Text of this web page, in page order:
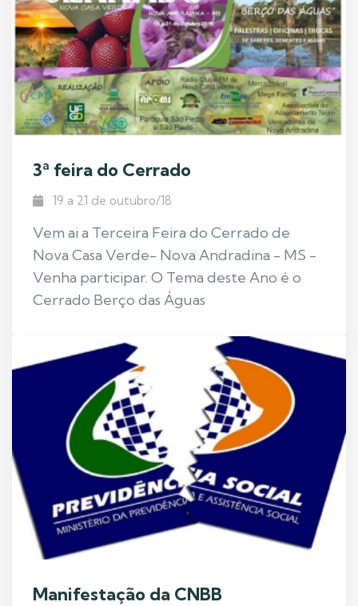
3ª feira do Cerrado
19 a 21 de outubro/18
Vem ai a Terceira Feira do Cerrado de
Nova Casa Verde- Nova Andradina - MS -
Venha participar. O Tema deste Ano é o
Cerrado Berço das Águas
Manifestação da CNBB